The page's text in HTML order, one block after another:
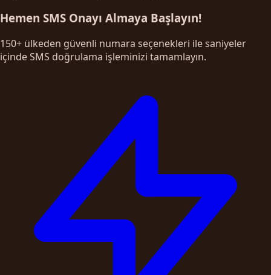
Hemen SMS Onayı Almaya Başlayın!
150+ ülkeden güvenli numara seçenekleri ile saniyeler
içinde SMS doğrulama işleminizi tamamlayın.